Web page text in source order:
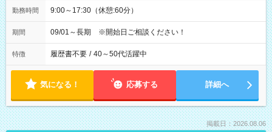
勤務時間 9:00～17:30（休憩:60分）
期間 09/01～長期 ※開始日ご相談ください！
特徴 履歴書不要 / 40～50代活躍中
気になる！ 応募する 詳細へ
掲載日：2026.08.06